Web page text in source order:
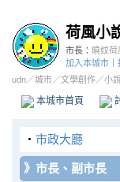
荷風小
市長： 曉妏荷
加入本城市
udn／城市／文學創作／小
本城市首頁
‧ 市政大廳
》 市長、副市長